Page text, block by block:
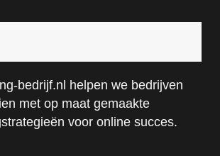
bedrijf.nl helpen we bedrijven
met op maat gemaakte
voor online succes.